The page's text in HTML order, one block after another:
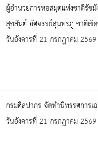
ผู้อำนวยการหอสมุดแห่งชาติรัช
สุขสันต์ อัศจรรย์สุนทรภู่ ชาติเชิ
วันอังคารที่ 21 กรกฎาคม
กรมศิลปากร จัดทำนิทรรศการ
วันอังคารที่ 21 กรกฎาคม